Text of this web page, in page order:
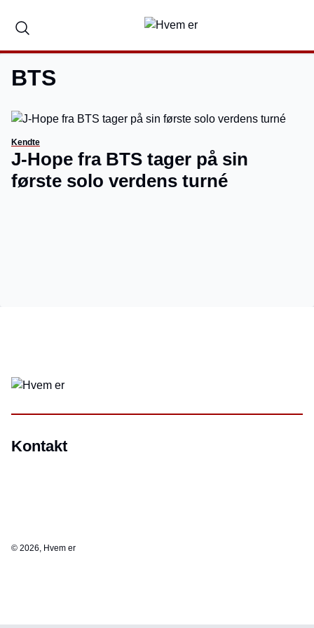
BTS
Kendte
J-Hope fra BTS tager på sin
første solo verdens turné
Kontakt
© 2026, Hvem er